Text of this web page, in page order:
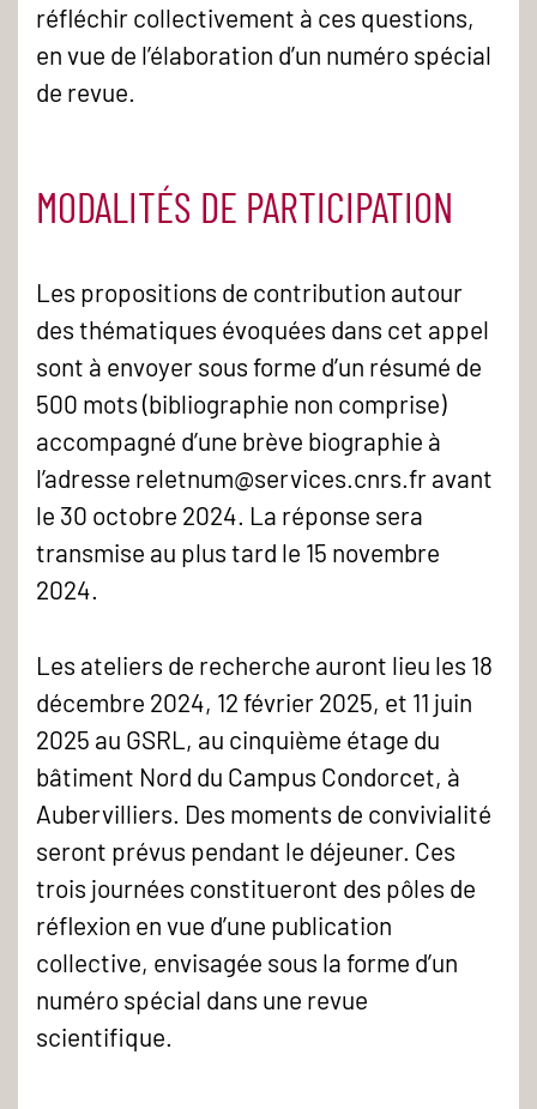
réfléchir collectivement à ces questions,
en vue de l’élaboration d’un numéro spécial
de revue.
MODALITÉS DE PARTICIPATION
Les propositions de contribution autour
des thématiques évoquées dans cet appel
sont à envoyer sous forme d’un résumé de
500 mots (bibliographie non comprise)
accompagné d’une brève biographie à
l’adresse reletnum@services.cnrs.fr avant
le 30 octobre 2024. La réponse sera
transmise au plus tard le 15 novembre
2024.
Les ateliers de recherche auront lieu les 18
décembre 2024, 12 février 2025, et 11 juin
2025 au GSRL, au cinquième étage du
bâtiment Nord du Campus Condorcet, à
Aubervilliers. Des moments de convivialité
seront prévus pendant le déjeuner. Ces
trois journées constitueront des pôles de
réflexion en vue d’une publication
collective, envisagée sous la forme d’un
numéro spécial dans une revue
scientifique.